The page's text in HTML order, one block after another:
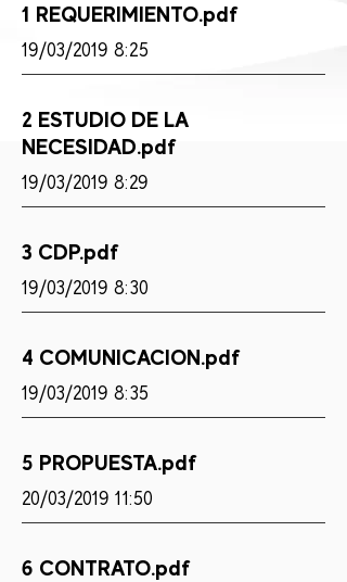
1 REQUERIMIENTO.pdf
19/03/2019 8:25
2 ESTUDIO DE LA
NECESIDAD.pdf
19/03/2019 8:29
3 CDP.pdf
19/03/2019 8:30
4 COMUNICACION.pdf
19/03/2019 8:35
5 PROPUESTA.pdf
20/03/2019 11:50
6 CONTRATO.pdf